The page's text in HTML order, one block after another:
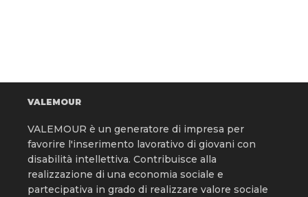
VALEMOUR
VALEMOUR è un generatore di impresa per
favorire l'inserimento lavorativo di giovani con
disabilità intellettiva. Contribuisce alla
realizzazione di una economia sociale e
partecipativa in grado di realizzare valore sociale